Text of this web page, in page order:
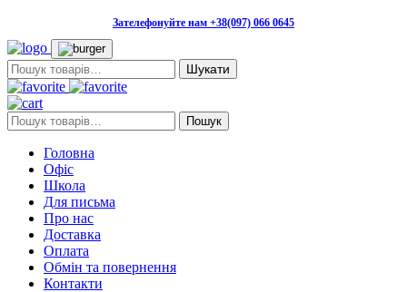
Зателефонуйте нам +38(097) 066 0645
Пошук:
Пошук: Пошук
Головна
Офіс
Школа
Для письма
Про нас
Доставка
Оплата
Обмін та повернення
Контакти